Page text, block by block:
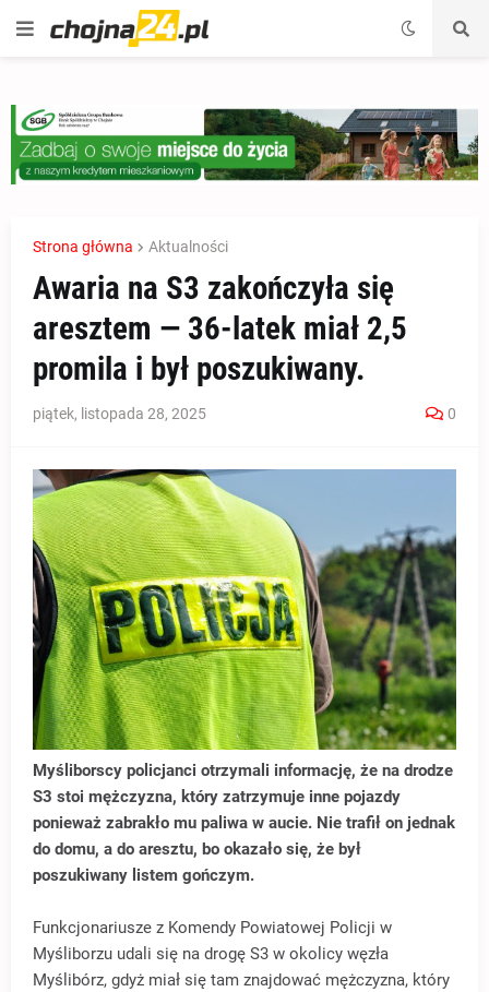
Strona główna Aktualności
Awaria na S3 zakończyła się
aresztem — 36-latek miał 2,5
promila i był poszukiwany.
piątek, listopada 28, 2025 0
Myśliborscy policjanci otrzymali informację, że na drodze
S3 stoi mężczyzna, który zatrzymuje inne pojazdy
ponieważ zabrakło mu paliwa w aucie. Nie trafił on jednak
do domu, a do aresztu, bo okazało się, że był
poszukiwany listem gończym.
Funkcjonariusze z Komendy Powiatowej Policji w
Myśliborzu udali się na drogę S3 w okolicy węzła
Myślibórz, gdyż miał się tam znajdować mężczyzna, który